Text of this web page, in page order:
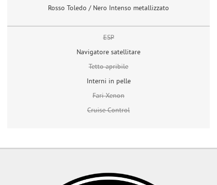
Rosso Toledo / Nero Intenso metallizzato
ESP
Navigatore satellitare
Tetto apribile
Interni in pelle
Fari Xenon
Cruise Control